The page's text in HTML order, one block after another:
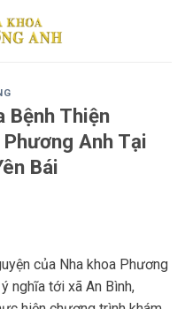
Bệnh Thiện
Anh Tại
Bái
của Nha khoa Phương
nghĩa tới xã An Bình,